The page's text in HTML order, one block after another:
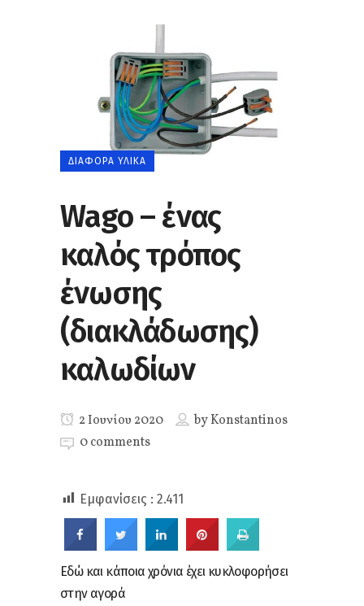
ΔΙΆΦΟΡΑ ΥΛΙΚΆ
Wago – ένας
καλός τρόπος
ένωσης
(διακλάδωσης)
καλωδίων
2 Ιουνίου 2020 byKonstantinos
0 comments
Εμφανίσεις : 2.411
Εδώ και κάποια χρόνια έχει κυκλοφορήσει
στην αγορά